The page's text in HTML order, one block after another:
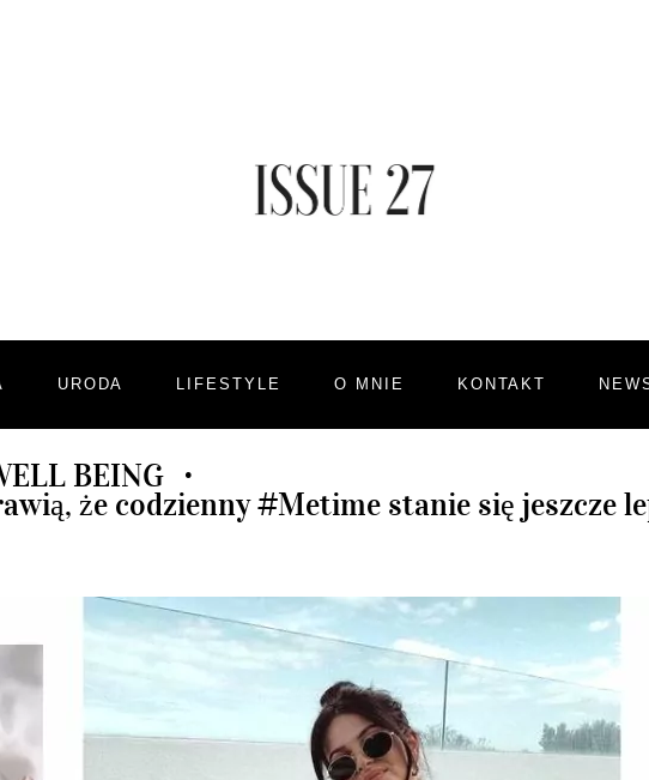
URODA LIFESTYLE O MNIE KONTAKT
BEING •
że codzienny #Metime stanie się jeszcze